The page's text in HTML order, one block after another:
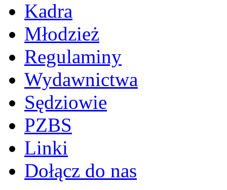
Kadra
Młodzież
Regulaminy
Wydawnictwa
Sędziowie
PZBS
Linki
Dołącz do nas